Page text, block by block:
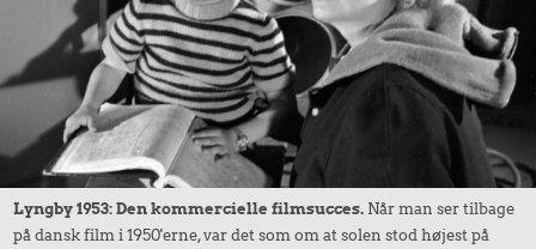
Lyngby 1953: Den kommercielle filmsucces. Når man ser tilbage
på dansk film i 1950'erne, var det som om at solen stod højest på